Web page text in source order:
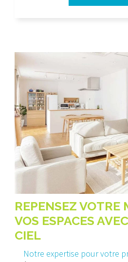
REPENSEZ VOTRE
VOS ESPACES
CIEL
Notre expertise pour votre